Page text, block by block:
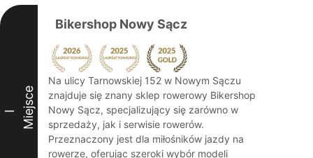
I Miejsce
Bikershop Nowy Sącz
Na ulicy Tarnowskiej 152 w Nowym Sączu
znajduje się znany sklep rowerowy Bikershop
Nowy Sącz, specjalizujący się zarówno w
sprzedaży, jak i serwisie rowerów.
Przeznaczony jest dla miłośników jazdy na
rowerze, oferując szeroki wybór modeli